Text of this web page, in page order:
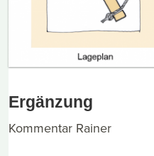
Ergänzung
Kommentar Rainer